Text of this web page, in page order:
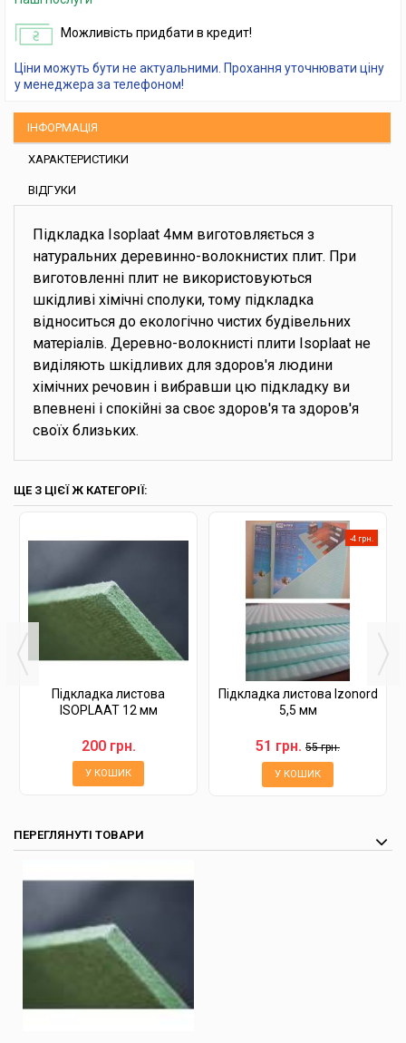
Можливість придбати в кредит!
Ціни можуть бути не актуальними. Прохання уточнювати ціну
у менеджера за телефоном!
ІНФОРМАЦІЯ
ХАРАКТЕРИСТИКИ
ВІДГУКИ
Підкладка Isoplaat 4мм виготовляється з
натуральних деревинно-волокнистих плит. При
виготовленні плит не використовуються
шкідливі хімічні сполуки, тому підкладка
відноситься до екологічно чистих будівельних
матеріалів. Деревно-волокнисті плити Isoplaat не
виділяють шкідливих для здоров'я людини
хімічних речовин і вибравши цю підкладку ви
впевнені і спокійні за своє здоров'я та здоров'я
своїх близьких.
ЩЕ З ЦІЄЇ Ж КАТЕГОРІЇ:
Підкладка листова
ISOPLAAT 12 мм
200 грн.
У КОШИК
-4 грн.
Підкладка листова Izonord
5,5 мм
51 грн. 55 грн.
У КОШИК
ПЕРЕГЛЯНУТІ ТОВАРИ